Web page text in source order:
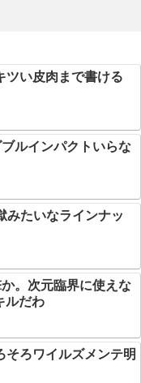
ツい皮肉まで書ける
ルインパクトいらな
みたいなラインナッ
。次元臨界に使えな
ルだわ
そろワイルズメンテ明